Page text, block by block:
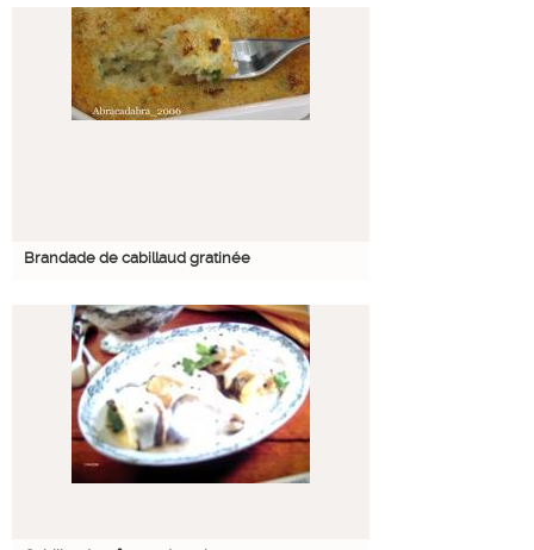
Brandade de cabillaud gratinée